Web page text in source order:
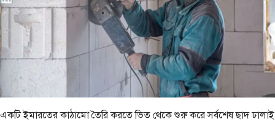
একটি ইমারতের কাঠামো তৈরি করতে ভিত থেকে শুরু করে সর্বশেষ ছাদ ঢালাই